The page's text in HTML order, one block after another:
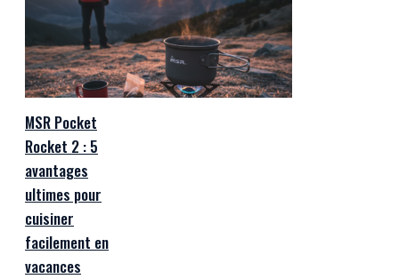
MSR Pocket
Rocket 2 : 5
avantages
ultimes pour
cuisiner
facilement en
vacances